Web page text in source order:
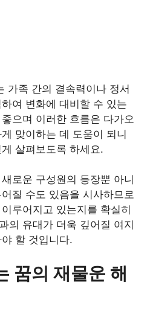
가족 간의 결속력이나 정서
여 변화에 대비할 수 있는
으며 이러한 흐름은 다가오
맞이하는 데 도움이 되니
살펴보도록 하세요.
로운 구성원의 등장뿐 아니
질 수도 있음을 시사하므로
루어지고 있는지를 확실히
의 유대가 더욱 깊어질 여지
할 것입니다.
꿈의 재물운 해